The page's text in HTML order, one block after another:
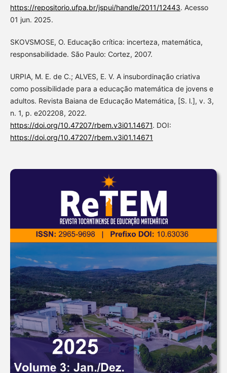
https://repositorio.ufpa.br/jspui/handle/2011/12443. Acesso
01 jun. 2025.
SKOVSMOSE, O. Educação crítica: incerteza, matemática,
responsabilidade. São Paulo: Cortez, 2007.
URPIA, M. E. de C.; ALVES, E. V. A insubordinação criativa
como possibilidade para a educação matemática de jovens e
adultos. Revista Baiana de Educação Matemática, [S. l.], v. 3,
n. 1, p. e202208, 2022.
https://doi.org/10.47207/rbem.v3i01.14671. DOI:
https://doi.org/10.47207/rbem.v3i01.14671